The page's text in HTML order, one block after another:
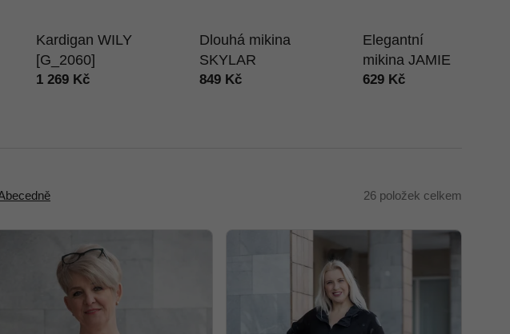
Kardigan WILY
[G_2060]
1 269 Kč
Dlouhá mikina
SKYLAR
849 Kč
Elegantní
mikina JAMIE
629 Kč
26 položek celkem